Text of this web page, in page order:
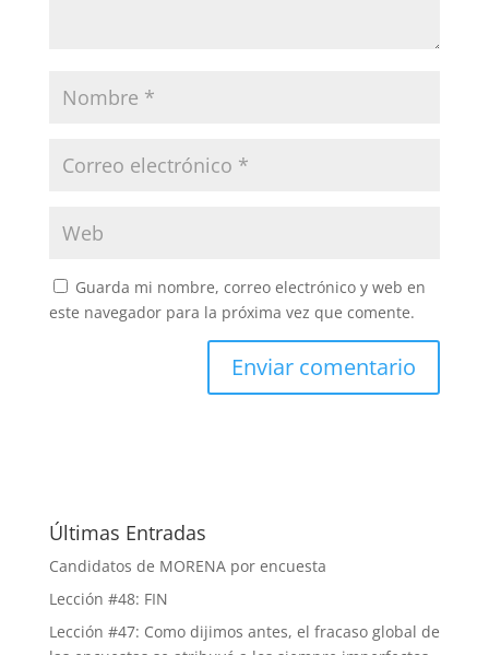
Guarda mi nombre, correo electrónico y web en
este navegador para la próxima vez que comente.
Últimas Entradas
Candidatos de MORENA por encuesta
Lección #48: FIN
Lección #47: Como dijimos antes, el fracaso global de